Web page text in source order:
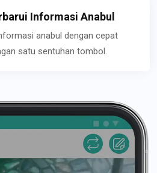
Informasi Anabul
anabul dengan cepat
satu sentuhan tombol.